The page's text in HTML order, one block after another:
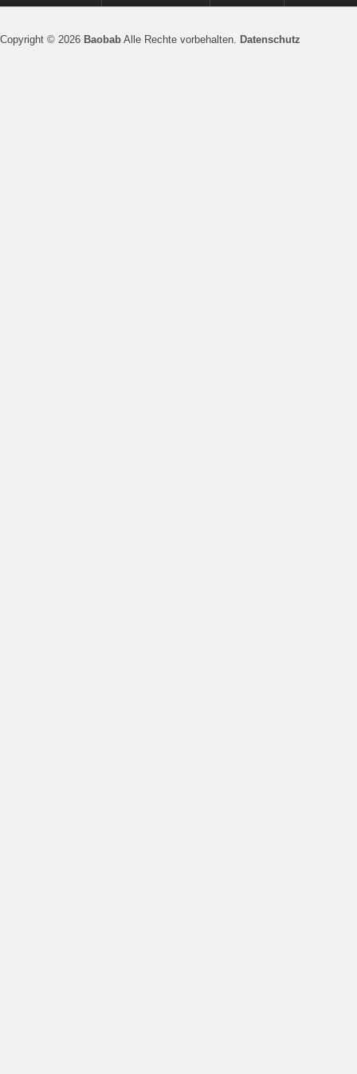
Copyright © 2026 Baobab Alle Rechte vorbehalten. Datenschutz